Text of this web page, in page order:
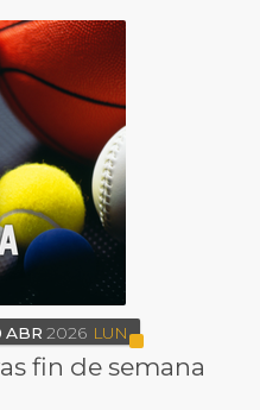
ABR 2026 LUN
fin de semana